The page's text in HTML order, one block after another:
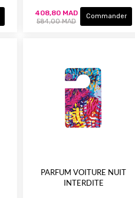
584,00 MAD
408,80 MAD Commander
PARFUM VOITURE NUIT
INTERDITE